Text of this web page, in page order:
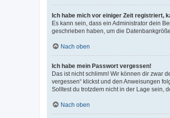
Ich habe mich vor einiger Zeit registriert,
Es kann sein, dass ein Administrator dein
geschrieben haben, um die
Nach oben
Ich habe mein Passwort vergessen!
Das ist nicht schlimm! Wir können dir zwar
vergessen“ klickst und den Anweisungen
Solltest du trotzdem nicht in der Lage sein,
Nach oben